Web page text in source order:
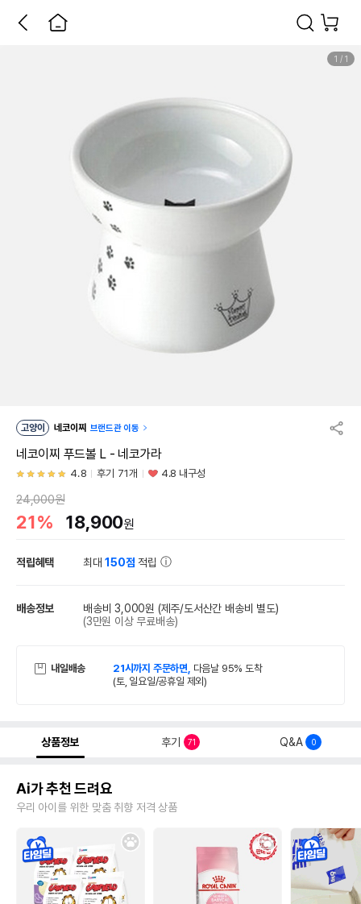
1 / 1
고양이 네코이찌 브랜드관 이동
네코이찌 푸드볼 L - 네코가라
4.8 후기 71개 4.8 내구성
24,000원
21% 18,900원
적립혜택 최대150점 적립
배송정보 배송비 3,000원 (제주/도서산간 배송비 별도)
(3만원 이상 무료배송)
내일배송 21시까지 주문하면, 다음날 95% 도착
(토, 일요일/공휴일 제외)
상품정보 후기 71 Q&A 0
Ai가 추천 드려요
우리 아이를 위한 맞춤 취향 저격 상품